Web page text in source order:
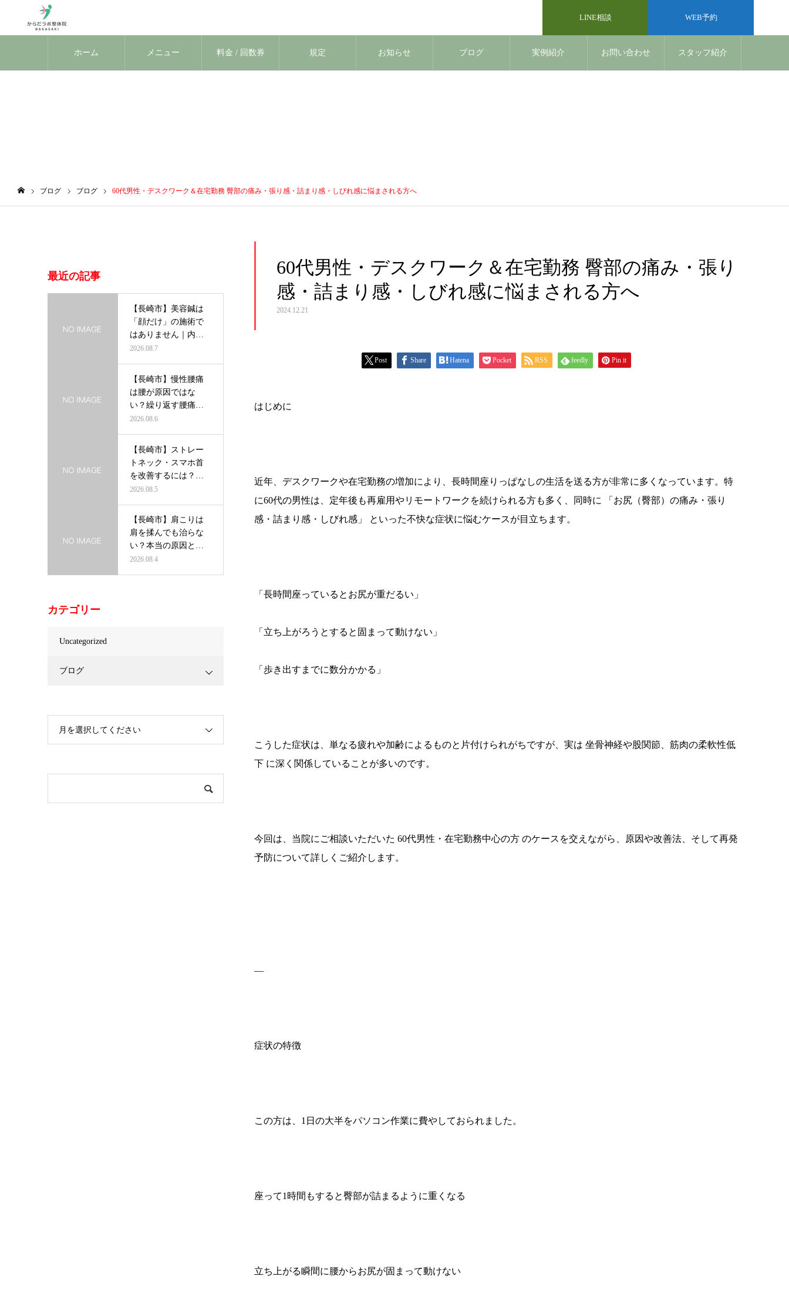
LINE相談 WEB予約
ホーム メニュー 料金 / 回数券 規定 お知らせ ブログ 実例紹介 お問い合わせ スタッフ紹介
ブログ ブログ 60代男性・デスクワーク＆在宅勤務 臀部の痛み・張り感・詰まり感・しびれ感に悩まされる方へ
60代男性・デスクワーク＆在宅勤務 臀部の痛み・張り
感・詰まり感・しびれ感に悩まされる方へ
2024.12.21
Post Share Hatena Pocket RSS feedly Pin it
はじめに
近年、デスクワークや在宅勤務の増加により、長時間座りっぱなしの生活を送る方が非常に多くなっています。特
に60代の男性は、定年後も再雇用やリモートワークを続けられる方も多く、同時に 「お尻（臀部）の痛み・張り
感・詰まり感・しびれ感」 といった不快な症状に悩むケースが目立ちます。
「長時間座っているとお尻が重だるい」
「立ち上がろうとすると固まって動けない」
「歩き出すまでに数分かかる」
こうした症状は、単なる疲れや加齢によるものと片付けられがちですが、実は 坐骨神経や股関節、筋肉の柔軟性低
下 に深く関係していることが多いのです。
今回は、当院にご相談いただいた 60代男性・在宅勤務中心の方 のケースを交えながら、原因や改善法、そして再発
予防について詳しくご紹介します。
—
症状の特徴
この方は、1日の大半をパソコン作業に費やしておられました。
座って1時間もすると臀部が詰まるように重くなる
立ち上がる瞬間に腰からお尻が固まって動けない
最近の記事
【長崎市】美容鍼は
「顔だけ」の施術で
はありません｜内側
から輝く美し…
2026.08.7
【長崎市】慢性腰痛
は腰が原因ではな
い？繰り返す腰痛を
根本から改善す…
2026.08.6
【長崎市】ストレー
トネック・スマホ首
を改善するには？首
だけを治療し…
2026.08.5
【長崎市】肩こりは
肩を揉んでも治らな
い？本当の原因と根
本改善の方法…
2026.08.4
カテゴリー
Uncategorized
ブログ
月を選択してください